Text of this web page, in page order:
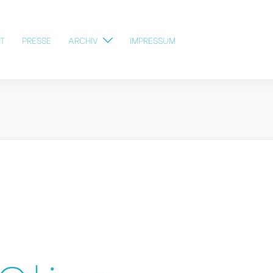
PRESSE ARCHIV IMPRESSUM